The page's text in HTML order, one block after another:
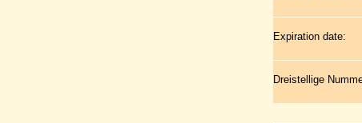
Expiration date:
Dreistellige